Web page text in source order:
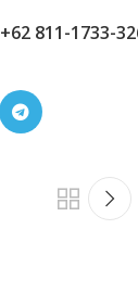
+62 811-1733-